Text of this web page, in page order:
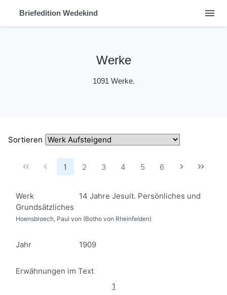
Briefedition Wedekind menu
Werke
1091 Werke.
Sortieren
1 2 3 4 5 6
Werk
14 Jahre Jesuit. Persönliches und
Grundsätzliches
Hoensbroech, Paul von (Botho von Rheinfelden)
Jahr 1909
Erwähnungen im Text
1